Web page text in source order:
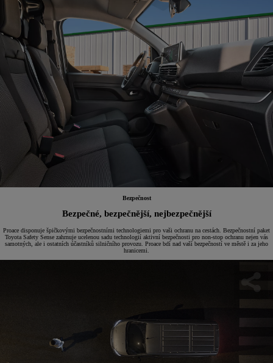
Bezpečnost
Bezpečné, bezpečnější, nejbezpečnější
Proace disponuje špičkovými bezpečnostními technologiemi pro vaši ochranu na cestách. Bezpečnostní paket
Toyota Safety Sense zahrnuje ucelenou sadu technologií aktivní bezpečnosti pro non-stop ochranu nejen vás
samotných, ale i ostatních účastníků silničního provozu. Proace bdí nad vaší bezpečností ve městě i za jeho
hranicemi.